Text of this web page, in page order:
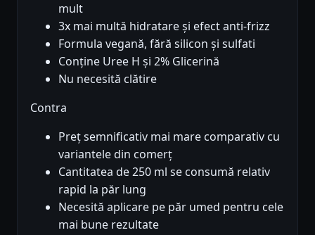
mult
3x mai multă hidratare și efect anti-frizz
Formula vegană, fără silicon și sulfati
Conține Uree H și 2% Glicerină
Nu necesită clătire
Contra
Preț semnificativ mai mare comparativ cu
variantele din comerț
Cantitatea de 250 ml se consumă relativ
rapid la păr lung
Necesită aplicare pe păr umed pentru cele
mai bune rezultate